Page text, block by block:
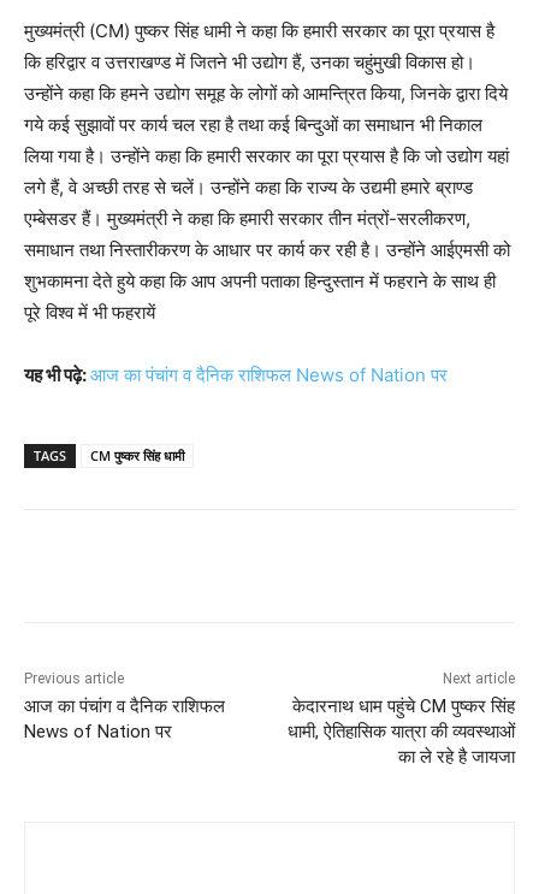
मुख्यमंत्री (CM) पुष्कर सिंह धामी ने कहा कि हमारी सरकार का पूरा प्रयास है
कि हरिद्वार व उत्तराखण्ड में जितने भी उद्योग हैं, उनका चहुंमुखी विकास हो।
उन्होंने कहा कि हमने उद्योग समूह के लोगों को आमन्त्रित किया, जिनके द्वारा दिये
गये कई सुझावों पर कार्य चल रहा है तथा कई बिन्दुओं का समाधान भी निकाल
लिया गया है। उन्होंने कहा कि हमारी सरकार का पूरा प्रयास है कि जो उद्योग यहां
लगे हैं, वे अच्छी तरह से चलें। उन्होंने कहा कि राज्य के उद्यमी हमारे ब्राण्ड
एम्बेसडर हैं। मुख्यमंत्री ने कहा कि हमारी सरकार तीन मंत्रों-सरलीकरण,
समाधान तथा निस्तारीकरण के आधार पर कार्य कर रही है। उन्होंने आईएमसी को
शुभकामना देते हुये कहा कि आप अपनी पताका हिन्दुस्तान में फहराने के साथ ही
पूरे विश्व में भी फहरायें
यह भी पढ़े:आज का पंचांग व दैनिक राशिफल News of Nation पर
TAGS CM पुष्कर सिंह धामी
Previous article
आज का पंचांग व दैनिक राशिफल
News of Nation पर
Next article
केदारनाथ धाम पहुंचे CM पुष्कर सिंह
धामी, ऐतिहासिक यात्रा की व्यवस्थाओं
का ले रहे है जायजा